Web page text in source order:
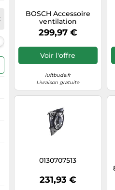
BOSCH Accessoire
ventilation
décentralisée LA60 Kit
complet ventilateur
7735600384
299,97 €
Voir l'offre
luftbude.fr
Livraison gratuite
0130707513
231,93 €